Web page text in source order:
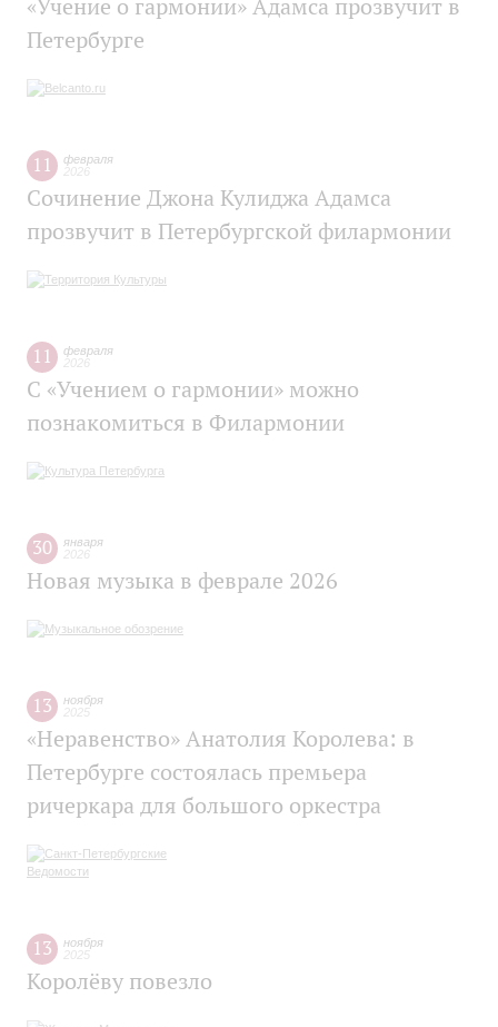
«Учение о гармонии» Адамса прозвучит в
Петербурге
11
февраля
Сочинение Джона Кулиджа Адамса
прозвучит в Петербургской филармонии
11
февраля
С «Учением о гармонии» можно
познакомиться в Филармонии
30
января
Новая музыка в феврале 2026
13
ноября
2025
«Неравенство» Анатолия Королева: в
Петербурге состоялась премьера
ричеркара для большого оркестра
13
ноября
2025
Королёву повезло